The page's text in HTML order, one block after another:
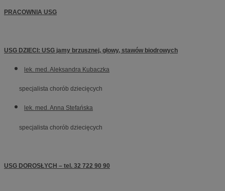
PRACOWNIA USG
USG DZIECI: USG jamy brzusznej, głowy, stawów biodrowych
lek. med. Aleksandra Kubaczka
specjalista chorób dziecięcych
lek. med. Anna Stefańska
specjalista chorób dziecięcych
USG DOROSŁYCH – tel. 32 722 90 90